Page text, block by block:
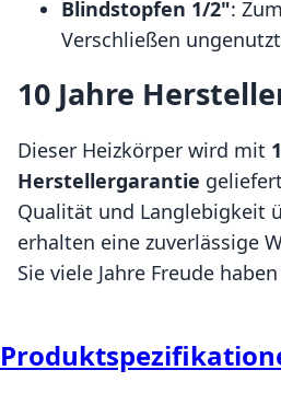
Blindstopfen 1/2":
Verschließen
10 Jahre
Dieser Heizkörper wird mit
Herstellergarantie
Qualität und Langlebigkeit
erhalten eine zuverlässige
Sie viele Jahre Freude